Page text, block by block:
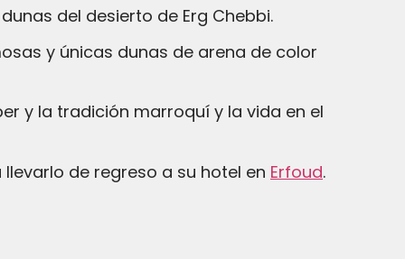
del desierto de Erg Chebbi.
de regreso a su hotel en Erfoud.